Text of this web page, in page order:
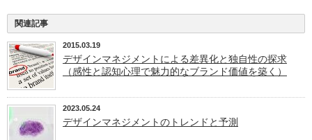
関連記事
2015.03.19
デザインマネジメントによる差異化と独自性の探求
（感性と認知心理で魅力的なブランド価値を築く）
2023.05.24
デザインマネジメントのトレンドと予測